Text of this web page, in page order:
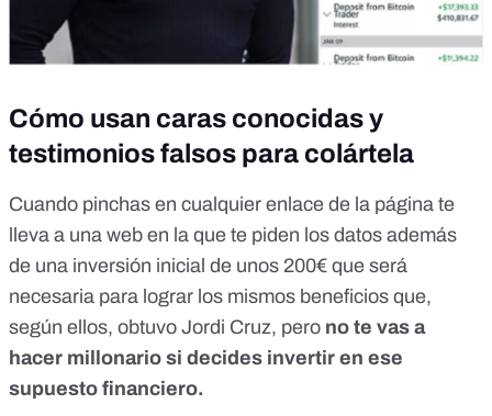
Cómo usan caras conocidas y
testimonios falsos para colártela
Cuando pinchas en cualquier enlace de la página te
lleva a una web en la que te piden los datos además
de una inversión inicial de unos 200€ que será
necesaria para lograr los mismos beneficios que,
según ellos, obtuvo Jordi Cruz, pero no te vas a
hacer millonario si decides invertir en ese
supuesto financiero.